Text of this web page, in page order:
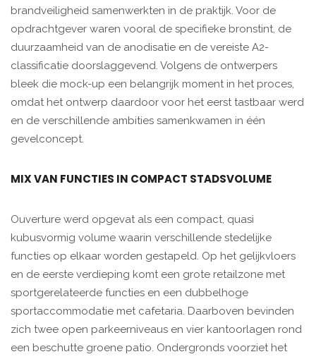
brandveiligheid samenwerkten in de praktijk. Voor de
opdrachtgever waren vooral de specifieke bronstint, de
duurzaamheid van de anodisatie en de vereiste A2-
classificatie doorslaggevend. Volgens de ontwerpers
bleek die mock-up een belangrijk moment in het proces,
omdat het ontwerp daardoor voor het eerst tastbaar werd
en de verschillende ambities samenkwamen in één
gevelconcept.
MIX VAN FUNCTIES IN COMPACT STADSVOLUME
Ouverture werd opgevat als een compact, quasi
kubusvormig volume waarin verschillende stedelijke
functies op elkaar worden gestapeld. Op het gelijkvloers
en de eerste verdieping komt een grote retailzone met
sportgerelateerde functies en een dubbelhoge
sportaccommodatie met cafetaria. Daarboven bevinden
zich twee open parkeerniveaus en vier kantoorlagen rond
een beschutte groene patio. Ondergronds voorziet het